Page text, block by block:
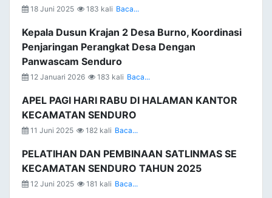
18 Juni 2025 183 kali Baca...
Kepala Dusun Krajan 2 Desa Burno, Koordinasi
Penjaringan Perangkat Desa Dengan
Panwascam Senduro
12 Januari 2026 183 kali Baca...
APEL PAGI HARI RABU DI HALAMAN KANTOR
KECAMATAN SENDURO
11 Juni 2025 182 kali Baca...
PELATIHAN DAN PEMBINAAN SATLINMAS SE
KECAMATAN SENDURO TAHUN 2025
12 Juni 2025 181 kali Baca...